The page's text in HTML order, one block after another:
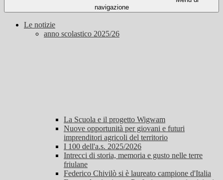
navigazione
Le notizie
anno scolastico 2025/26
La Scuola e il progetto Wigwam
Nuove opportunità per giovani e futuri
imprenditori agricoli del territorio
I 100 dell'a.s. 2025/2026
Intrecci di storia, memoria e gusto nelle terre
friulane
Federico Chivilò si è laureato campione d'Italia